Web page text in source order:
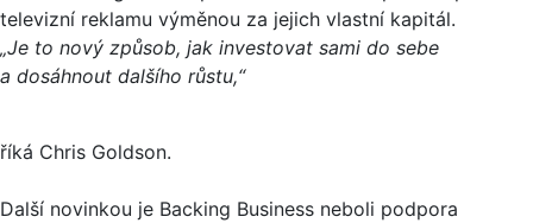
televizní reklamu výměnou za jejich vlastní kapitál.
„Je to nový způsob, jak investovat sami do sebe
a dosáhnout dalšího růstu,“
říká Chris Goldson.
Další novinkou je Backing Business neboli podpora